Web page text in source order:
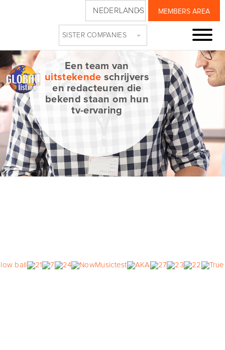
MEMBERS AREA
NEDERLANDS
SISTER COMPANIES
Een team van
uitstekende schrijvers
en redacteuren die
bekend staan om hun
tv-ervaring